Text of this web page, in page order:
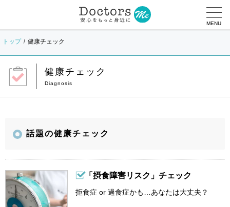
MENU
トップ 健康チェック
健康チェック
話題の健康チェック
「摂食障害リスク」チェック
拒食症 or 過食症かも…あなたは大丈夫？